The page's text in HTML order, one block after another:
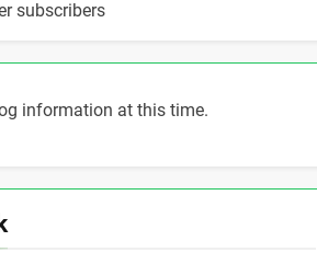
subscribers
information at this time.